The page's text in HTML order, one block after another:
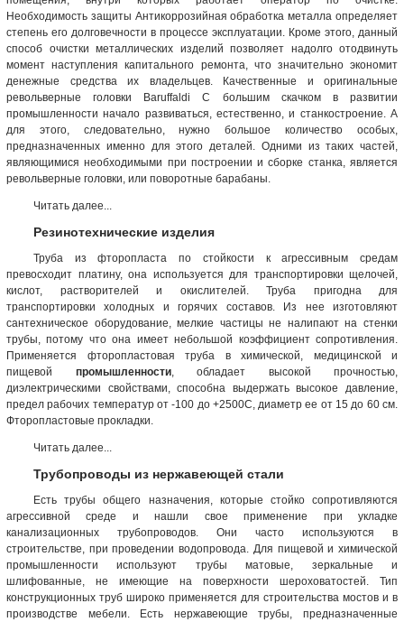
Необходимость защиты Антикоррозийная обработка металла определяет
степень его долговечности в процессе эксплуатации. Кроме этого, данный
способ очистки металлических изделий позволяет надолго отодвинуть
момент наступления капитального ремонта, что значительно экономит
денежные средства их владельцев. Качественные и оригинальные
револьверные головки Baruffaldi С большим скачком в развитии
промышленности начало развиваться, естественно, и станкостроение. А
для этого, следовательно, нужно большое количество особых,
предназначенных именно для этого деталей. Одними из таких частей,
являющимися необходимыми при построении и сборке станка, является
револьверные головки, или поворотные барабаны.
Читать далее...
Резинотехнические изделия
Труба из фторопласта по стойкости к агрессивным средам
превосходит платину, она используется для транспортировки щелочей,
кислот, растворителей и окислителей. Труба пригодна для
транспортировки холодных и горячих составов. Из нее изготовляют
сантехническое оборудование, мелкие частицы не налипают на стенки
трубы, потому что она имеет небольшой коэффициент сопротивления.
Применяется фторопластовая труба в химической, медицинской и
пищевой промышленности, обладает высокой прочностью,
диэлектрическими свойствами, способна выдержать высокое давление,
предел рабочих температур от -100 до +2500С, диаметр ее от 15 до 60 см.
Фторопластовые прокладки.
Читать далее...
Трубопроводы из нержавеющей стали
Есть трубы общего назначения, которые стойко сопротивляются
агрессивной среде и нашли свое применение при укладке
канализационных трубопроводов. Они часто используются в
строительстве, при проведении водопровода. Для пищевой и химической
промышленности используют трубы матовые, зеркальные и
шлифованные, не имеющие на поверхности шероховатостей. Тип
конструкционных труб широко применяется для строительства мостов и в
производстве мебели. Есть нержавеющие трубы, предназначенные